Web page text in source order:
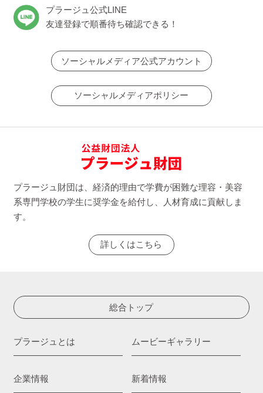
プラージュ公式LINE
友達登録で順番待ち確認できる！
ソーシャルメディア公式アカウント
ソーシャルメディアポリシー
プラージュ財団は、経済的理由で学費が困難な理容・美容
系専門学校の学生に奨学金を給付し、人材育成に貢献しま
す。
詳しくはこちら
総合トップ
プラージュとは
企業情報
ムービーギャラリー
新着情報